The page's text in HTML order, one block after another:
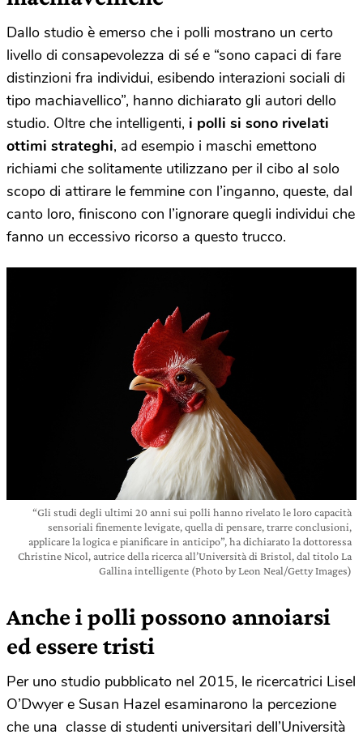
Dallo studio è emerso che i polli mostrano un certo
livello di consapevolezza di sé e “sono capaci di fare
distinzioni fra individui, esibendo interazioni sociali di
tipo machiavellico”, hanno dichiarato gli autori dello
studio. Oltre che intelligenti, i polli si sono rivelati
ottimi strateghi, ad esempio i maschi emettono
richiami che solitamente utilizzano per il cibo al solo
scopo di attirare le femmine con l’inganno, queste, dal
canto loro, finiscono con l’ignorare quegli individui che
fanno un eccessivo ricorso a questo trucco.
“Gli studi degli ultimi 20 anni sui polli hanno rivelato le loro capacità
sensoriali finemente levigate, quella di pensare, trarre conclusioni,
applicare la logica e pianificare in anticipo”, ha dichiarato la dottoressa
Christine Nicol, autrice della ricerca all’Università di Bristol, dal titolo La
Gallina intelligente (Photo by Leon Neal/Getty Images)
Anche i polli possono annoiarsi
ed essere tristi
Per uno studio pubblicato nel 2015, le ricercatrici Lisel
O’Dwyer e Susan Hazel esaminarono la percezione
che una classe di studenti universitari dell’Università